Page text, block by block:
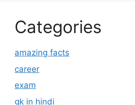
Categories
amazing facts
career
exam
gk in hindi